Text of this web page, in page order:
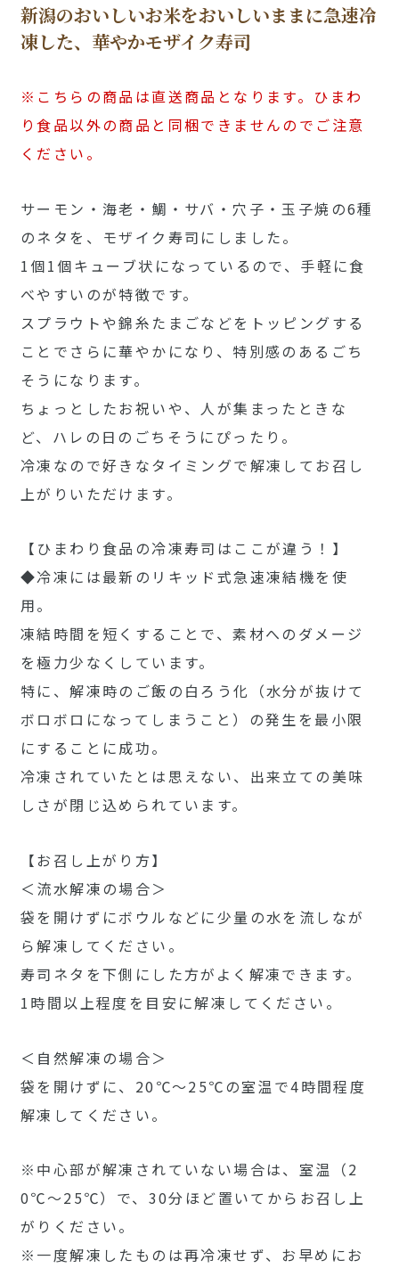
新潟のおいしいお米をおいしいままに急速冷
凍した、華やかモザイク寿司
※こちらの商品は直送商品となります。ひまわ
り食品以外の商品と同梱できませんのでご注意
ください。
サーモン・海老・鯛・サバ・穴子・玉子焼の6種
のネタを、モザイク寿司にしました。
1個1個キューブ状になっているので、手軽に食
べやすいのが特徴です。
スプラウトや錦糸たまごなどをトッピングする
ことでさらに華やかになり、特別感のあるごち
そうになります。
ちょっとしたお祝いや、人が集まったときな
ど、ハレの日のごちそうにぴったり。
冷凍なので好きなタイミングで解凍してお召し
上がりいただけます。
【ひまわり食品の冷凍寿司はここが違う！】
◆冷凍には最新のリキッド式急速凍結機を使
用。
凍結時間を短くすることで、素材へのダメージ
を極力少なくしています。
特に、解凍時のご飯の白ろう化（水分が抜けて
ボロボロになってしまうこと）の発生を最小限
にすることに成功。
冷凍されていたとは思えない、出来立ての美味
しさが閉じ込められています。
【お召し上がり方】
＜流水解凍の場合＞
袋を開けずにボウルなどに少量の水を流しなが
ら解凍してください。
寿司ネタを下側にした方がよく解凍できます。
1時間以上程度を目安に解凍してください。
＜自然解凍の場合＞
袋を開けずに、20℃～25℃の室温で4時間程度
解凍してください。
※中心部が解凍されていない場合は、室温（2
0℃～25℃）で、30分ほど置いてからお召し上
がりください。
※一度解凍したものは再冷凍せず、お早めにお